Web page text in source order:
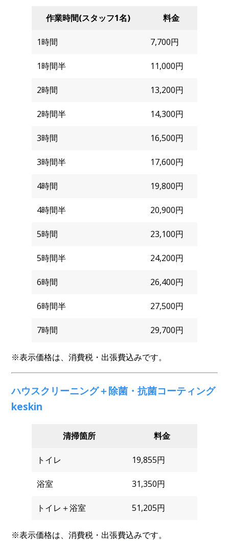
作業時間(スタッフ1名) 料金
1時間 7,700円
1時間半 11,000円
2時間 13,200円
2時間半 14,300円
3時間 16,500円
3時間半 17,600円
4時間 19,800円
4時間半 20,900円
5時間 23,100円
5時間半 24,200円
6時間 26,400円
6時間半 27,500円
7時間 29,700円
※表示価格は、消費税・出張費込みです。
ハウスクリーニング＋除菌・抗菌コーティング
keskin
清掃箇所 料金
トイレ 19,855円
浴室 31,350円
トイレ＋浴室 51,205円
※表示価格は、消費税・出張費込みです。